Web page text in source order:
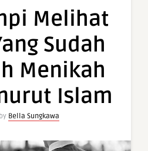
Melihat
Sudah
Menikah
Islam
Bella Sungkawa